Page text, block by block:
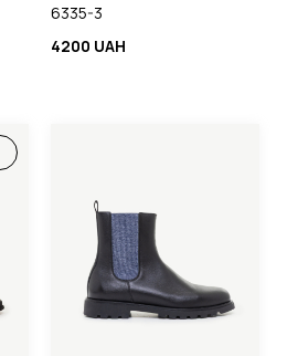
6335-3
4200 UAH